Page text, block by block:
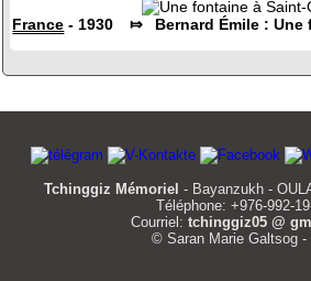
France - 1930 ⤇ Bernard Émile : Une
Tchinggiz Mémoriel - Bayanzukh -
Téléphone: +976-992-
Courriel: tchinggiz05 @
© Saran Marie Galtsog -